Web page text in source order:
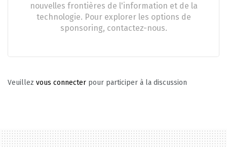
nouvelles frontières de l'information et de la
technologie. Pour explorer les options de
sponsoring, contactez-nous.
Veuillez vous connecter pour participer à la discussion